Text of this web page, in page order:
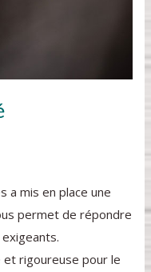
a mis en place une
permet de répondre
rigoureuse pour le